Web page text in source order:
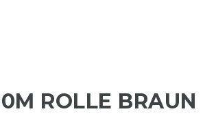
ROLLE BRAUN